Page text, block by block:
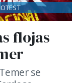
flojas
se